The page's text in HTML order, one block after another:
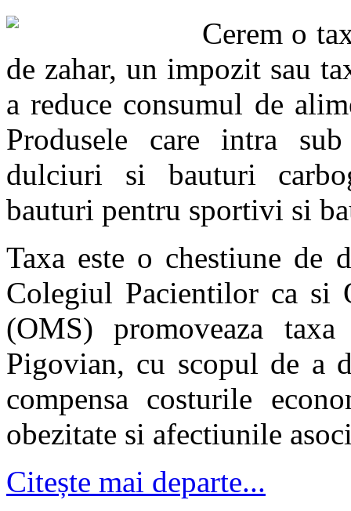
Cerem o
de zahar, un impozit sau
a reduce consumul de
Produsele care intra
dulciuri si bauturi
bauturi pentru sportivi si
Taxa este o chestiune de
Colegiul Pacientilor ca si
(OMS) promoveaza
Pigovian, cu scopul de a
compensa costurile
obezitate si afectiunile
Citește mai departe...